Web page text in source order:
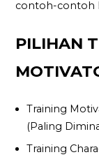
contoh-contoh
PILIHAN
Training
(Paling
Training